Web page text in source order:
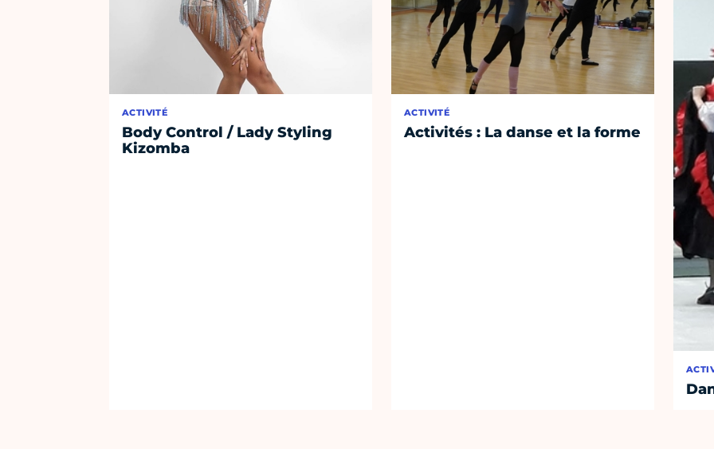
ACTIVITÉ
Body Control / Lady Styling
Kizomba
ACTIVITÉ
Activités : La danse et la forme